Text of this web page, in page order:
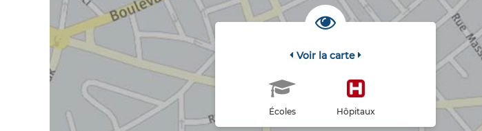
Voir la carte
Écoles Hôpitaux